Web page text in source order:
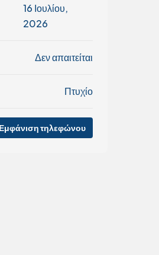
16 Ιουλίου,
2026
Δεν απαιτείται
Πτυχίο
Εμφάνιση τηλεφώνου